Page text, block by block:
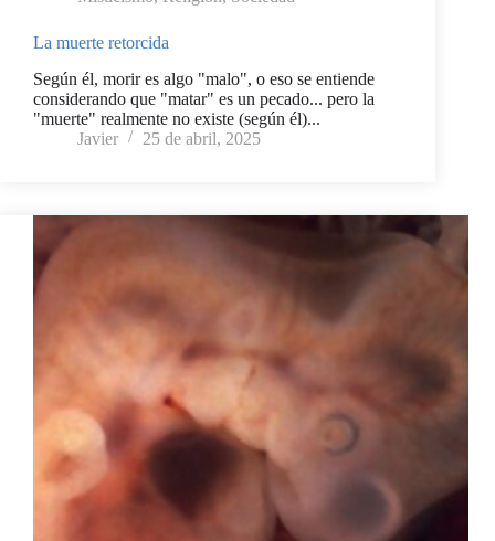
La muerte retorcida
Según él, morir es algo "malo", o eso se entiende
considerando que "matar" es un pecado... pero la
"muerte" realmente no existe (según él)...
Javier
25 de abril, 2025